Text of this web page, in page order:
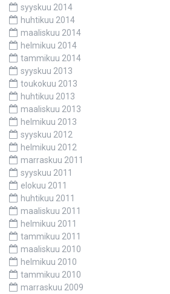
syyskuu 2014
huhtikuu 2014
maaliskuu 2014
helmikuu 2014
tammikuu 2014
syyskuu 2013
toukokuu 2013
huhtikuu 2013
maaliskuu 2013
helmikuu 2013
syyskuu 2012
helmikuu 2012
marraskuu 2011
syyskuu 2011
elokuu 2011
huhtikuu 2011
maaliskuu 2011
helmikuu 2011
tammikuu 2011
maaliskuu 2010
helmikuu 2010
tammikuu 2010
marraskuu 2009